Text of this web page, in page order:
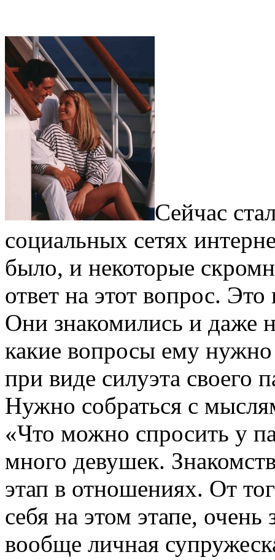
Сейчас
социальных сетях
было, и некоторые
ответ на этот вопрос.
Они знакомились и даже
какие вопросы ему нужно
при виде силуэта своего
Нужно собраться с
«Что можно спросить у
много девушек.
этап в отношениях. От
себя на этом этапе,
вообще личная